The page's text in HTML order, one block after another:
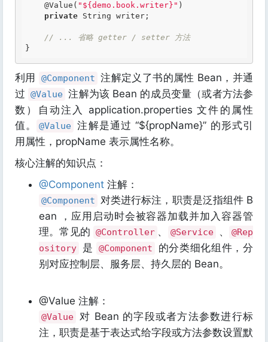
@Value ( "${demo.book.writer}" )
private String writer;
// ... 省略 getter / setter 方法
利用 @Component 注解定义了书的属性 Bean，并通
过 @Value 注解为该 Bean 的成员变量（或者方法参
数）自动注入 application.properties 文件的属性
值。
@Value 注解是通过 “${propName}” 的形式引
用属性，propName 表示属性名称。
核心注解的知识点：
@Component 注解：
@Component 对类进行标注，职责是泛指组件 B
ean ，应用启动时会被容器加载并加入容器管
理。常见的 @Controller 、 @Service 、
@Rep
ository
是 @Component
的分类细化组件，分
别对应控制层、服务层、持久层的 Bean。
@Value 注解：
@Value 对 Bean 的字段或者方法参数进行标
注，职责是基于表达式给字段或方法参数设置默